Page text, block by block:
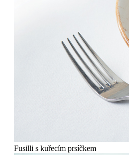
Fusilli s kuřecím prsíčkem